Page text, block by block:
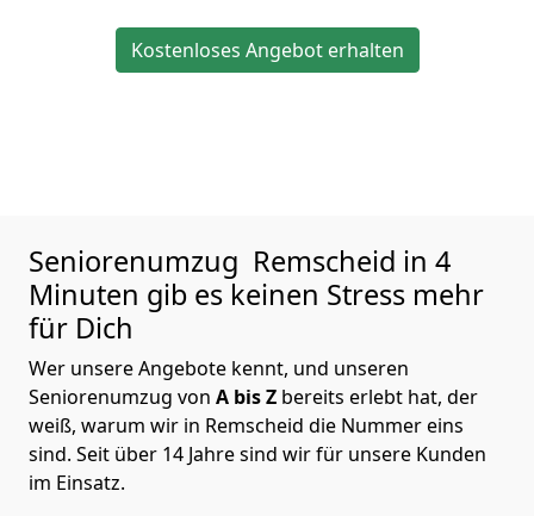
Kostenloses Angebot erhalten
Seniorenumzug Remscheid in 4
Minuten gib es keinen Stress mehr
für Dich
Wer unsere Angebote kennt, und unseren
Seniorenumzug von A bis Z bereits erlebt hat, der
weiß, warum wir in Remscheid die Nummer eins
sind. Seit über 14 Jahre sind wir für unsere Kunden
im Einsatz.